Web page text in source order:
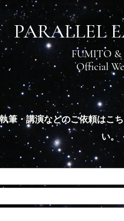
PARALLEL
FUMITO
​Official
筆・講演などのご依頼はこ
い。